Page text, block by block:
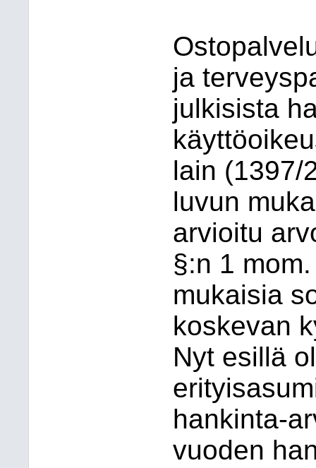
ja
julkisista
lain (1397/
luvun
arvioitu
§:n 1
mukaisia
koskevan
Nyt esillä
hankinta-
vuoden